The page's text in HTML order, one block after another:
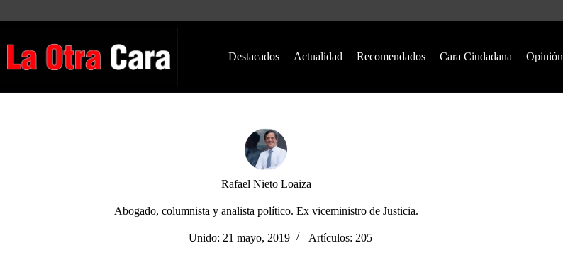
Destacados Actualidad Recomendados Cara Ciudadana Opinión
Rafael Nieto Loaiza
Abogado, columnista y analista político. Ex viceministro de Justicia.
Unido: 21 mayo, 2019 Artículos: 205